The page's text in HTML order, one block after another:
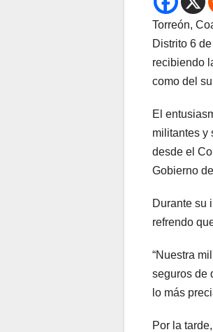
Torreón,
Distrito 6
recibiendo
como del
El
militantes y
desde el
Gobierno
Durante su
refrendo
“Nuestra
seguros de
lo más
Por la